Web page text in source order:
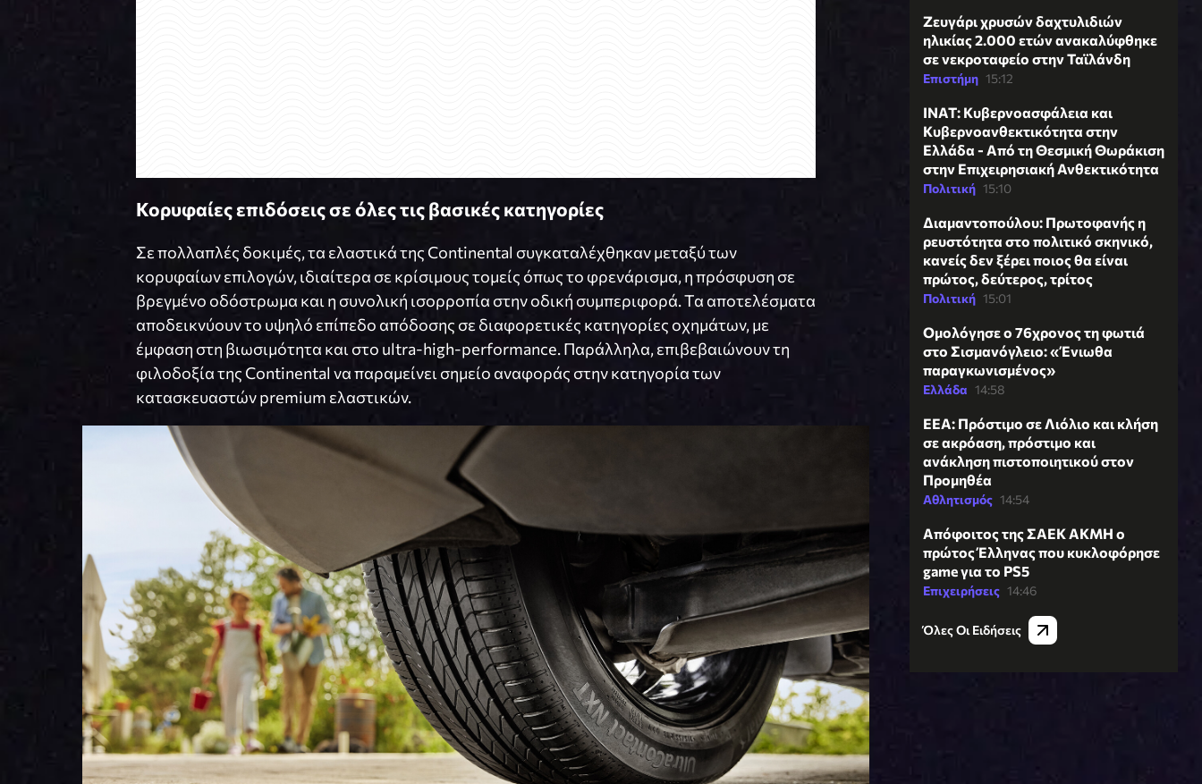
Κορυφαίες επιδόσεις σε όλες τις βασικές κατηγορίες
Σε πολλαπλές δοκιμές, τα ελαστικά της Continental συγκαταλέχθηκαν μεταξύ των
κορυφαίων επιλογών, ιδιαίτερα σε κρίσιμους τομείς όπως το φρενάρισμα, η πρόσφυση σε
βρεγμένο οδόστρωμα και η συνολική ισορροπία στην οδική συμπεριφορά. Τα αποτελέσματα
αποδεικνύουν το υψηλό επίπεδο απόδοσης σε διαφορετικές κατηγορίες οχημάτων, με
έμφαση στη βιωσιμότητα και στο ultra-high-performance. Παράλληλα, επιβεβαιώνουν τη
φιλοδοξία της Continental να παραμείνει σημείο αναφοράς στην κατηγορία των
κατασκευαστών premium ελαστικών.
Ζευγάρι χρυσών δαχτυλιδιών
ηλικίας 2.000 ετών ανακαλύφθηκε
σε νεκροταφείο στην Ταϊλάνδη
Επιστήμη 15:12
INAT: Κυβερνοασφάλεια και
Κυβερνοανθεκτικότητα στην
Ελλάδα - Από τη Θεσμική Θωράκιση
στην Επιχειρησιακή Ανθεκτικότητα
Πολιτική 15:10
Διαμαντοπούλου: Πρωτοφανής η
ρευστότητα στο πολιτικό σκηνικό,
κανείς δεν ξέρει ποιος θα είναι
πρώτος, δεύτερος, τρίτος
Πολιτική 15:01
Ομολόγησε ο 76χρονος τη φωτιά
στο Σισμανόγλειο: «Ένιωθα
παραγκωνισμένος»
Ελλάδα 14:58
ΕΕΑ: Πρόστιμο σε Λιόλιο και κλήση
σε ακρόαση, πρόστιμο και
ανάκληση πιστοποιητικού στον
Προμηθέα
Αθλητισμός 14:54
Απόφοιτος της ΣΑΕΚ ΑΚΜΗ ο
πρώτος Έλληνας που κυκλοφόρησε
game για το PS5
Επιχειρήσεις 14:46
Όλες Οι Ειδήσεις